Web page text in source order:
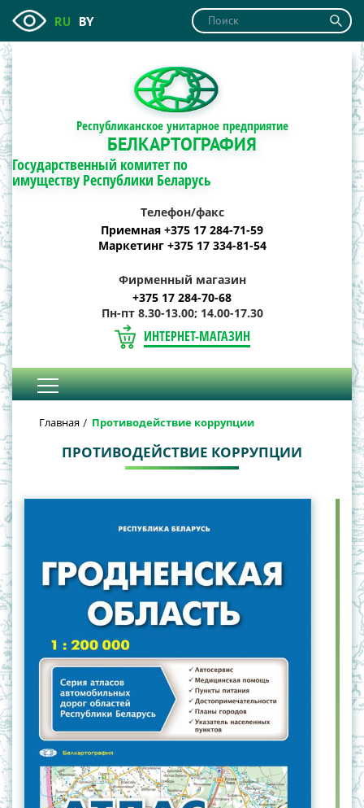
RU BY
Республиканское унитарное предприятие
БЕЛКАРТОГРАФИЯ
Государственный комитет по
имуществу Республики Беларусь
Телефон/факс
Приемная +375 17 284-71-59
Маркетинг +375 17 334-81-54
Фирменный магазин
+375 17 284-70-68
Пн-пт 8.30-13.00; 14.00-17.30
ИНТЕРНЕТ-МАГАЗИН
Главная Противодействие коррупции
ПРОТИВОДЕЙСТВИЕ КОРРУПЦИИ